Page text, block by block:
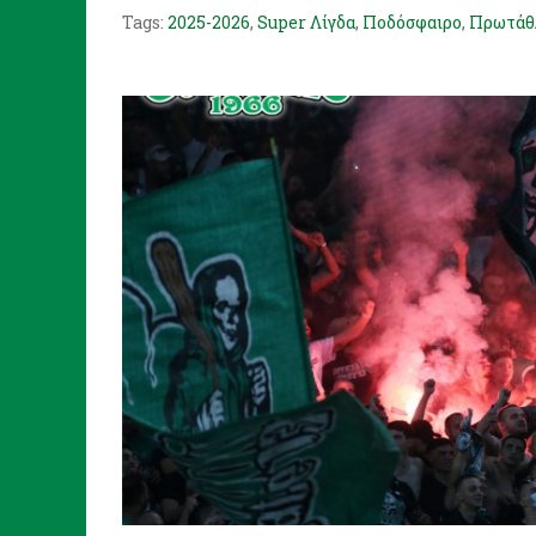
Tags: 2025-2026, Super Λίγδα, Ποδόσφαιρο,